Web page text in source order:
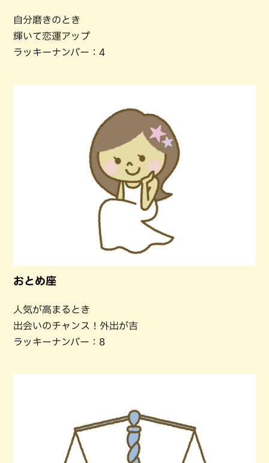
自分磨きのとき
輝いて恋運アップ
ラッキーナンバー：4
おとめ座
人気が高まるとき
出会いのチャンス！外出が吉
ラッキーナンバー：8